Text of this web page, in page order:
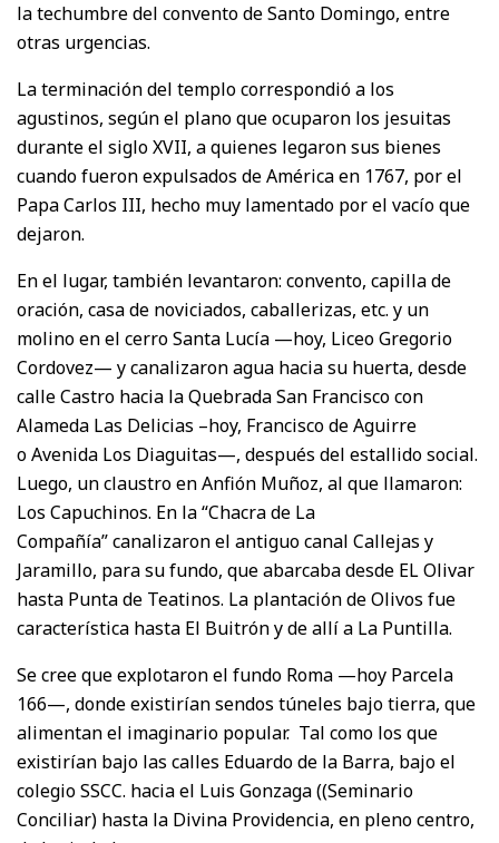
la techumbre del convento de Santo Domingo, entre
otras urgencias.
La terminación del templo correspondió a los
agustinos, según el plano que ocuparon los jesuitas
durante el siglo XVII, a quienes legaron sus bienes
cuando fueron expulsados de América en 1767, por el
Papa Carlos III, hecho muy lamentado por el vacío que
dejaron.
En el lugar, también levantaron: convento, capilla de
oración, casa de noviciados, caballerizas, etc. y un
molino en el cerro Santa Lucía —hoy, Liceo Gregorio
Cordovez— y canalizaron agua hacia su huerta, desde
calle Castro hacia la Quebrada San Francisco con
Alameda Las Delicias –hoy, Francisco de Aguirre
o Avenida Los Diaguitas—, después del estallido social.
Luego, un claustro en Anfión Muñoz, al que llamaron:
Los Capuchinos. En la “Chacra de La
Compañía” canalizaron el antiguo canal Callejas y
Jaramillo, para su fundo, que abarcaba desde EL Olivar
hasta Punta de Teatinos. La plantación de Olivos fue
característica hasta El Buitrón y de allí a La Puntilla.
Se cree que explotaron el fundo Roma —hoy Parcela
166—, donde existirían sendos túneles bajo tierra, que
alimentan el imaginario popular. Tal como los que
existirían bajo las calles Eduardo de la Barra, bajo el
colegio SSCC. hacia el Luis Gonzaga ((Seminario
Conciliar) hasta la Divina Providencia, en pleno centro,